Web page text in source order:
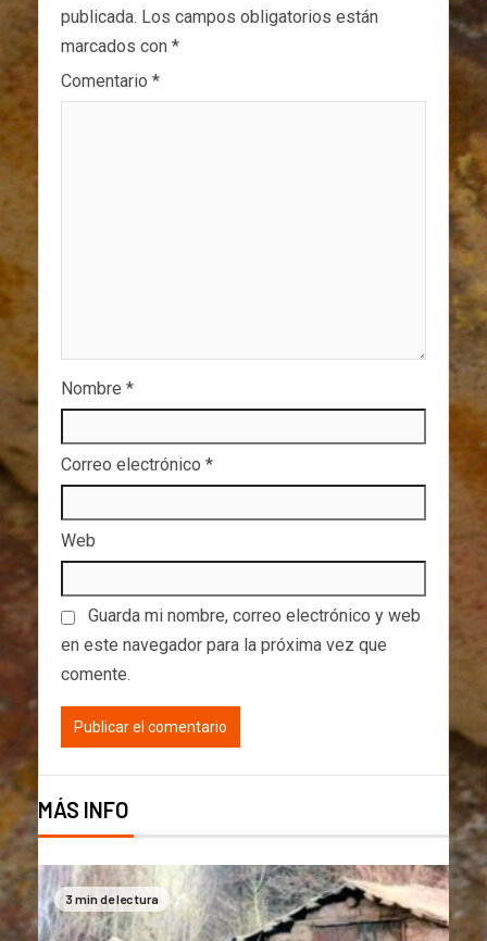
publicada. Los campos obligatorios están
marcados con *
Comentario *
Nombre *
Correo electrónico *
Web
Guarda mi nombre, correo electrónico y web
en este navegador para la próxima vez que
comente.
MÁS INFO
3 min de lectura